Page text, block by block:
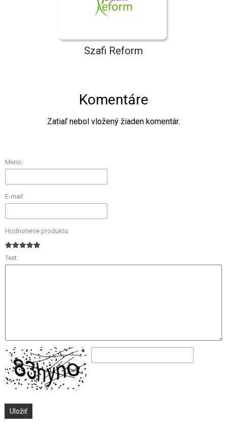
Szafi Reform
Komentáre
Zatiaľ nebol vložený žiaden komentár.
Meno:
E-mail:
Hodnotenie produktu:
Text: